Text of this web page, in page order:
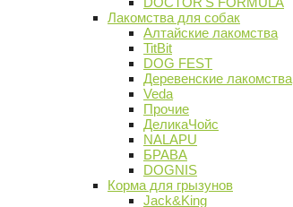
Лакомства для собак
Алтайские лакомства
TitBit
DOG FEST
Деревенские лакомства
Veda
Прочие
ДеликаЧойс
NALAPU
БРАВА
DOGNIS
Корма для грызунов
Jack&King